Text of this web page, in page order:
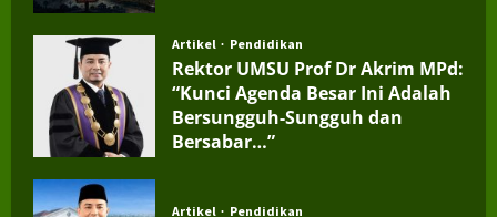
Artikel Pendidikan
Rektor UMSU Prof Dr Akrim MPd:
“Kunci Agenda Besar Ini Adalah
Bersungguh-Sungguh dan
Bersabar…”
Artikel Pendidikan